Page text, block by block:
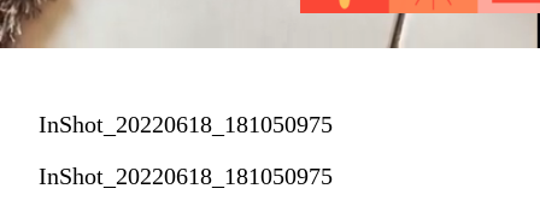
InShot_20220618_181050975
InShot_20220618_181050975